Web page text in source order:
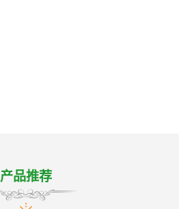
产品推荐